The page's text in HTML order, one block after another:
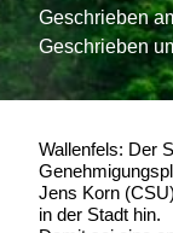
Geschrieben
Geschrieben
Wallenfels: Der
Jens Korn
in der Stadt hin.